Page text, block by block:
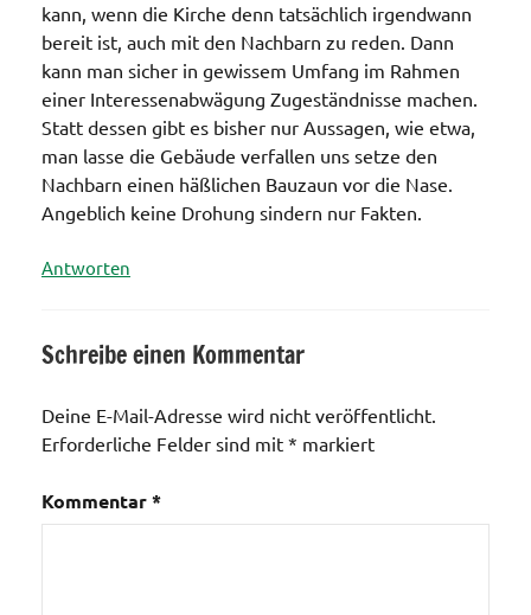
kann, wenn die Kirche denn tatsächlich irgendwann
bereit ist, auch mit den Nachbarn zu reden. Dann
kann man sicher in gewissem Umfang im Rahmen
einer Interessenabwägung Zugeständnisse machen.
Statt dessen gibt es bisher nur Aussagen, wie etwa,
man lasse die Gebäude verfallen uns setze den
Nachbarn einen häßlichen Bauzaun vor die Nase.
Angeblich keine Drohung sindern nur Fakten.
Antworten
Schreibe einen Kommentar
Deine E-Mail-Adresse wird nicht veröffentlicht.
Erforderliche Felder sind mit * markiert
Kommentar*